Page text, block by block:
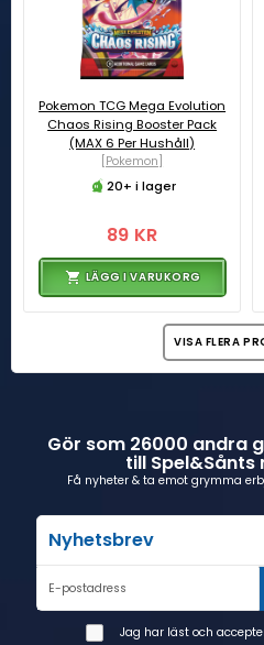
Pokemon TCG Mega Evolution
Chaos Rising Booster Pack
(MAX 6 Per Hushåll)
[Pokemon]
20+ i lager
89 KR
LÄGG I VARUKORG
VISA FLERA
Gör som 26000 andra
till Spel&Sånts
Få nyheter & ta emot grymma
Nyhetsbrev
E-postadress
Jag har läst och